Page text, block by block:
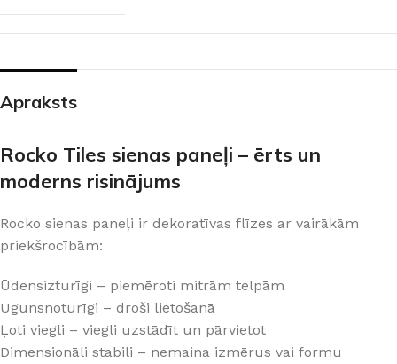
Apraksts
Rocko Tiles sienas paneļi – ērts un
moderns risinājums
Rocko sienas paneļi ir dekoratīvas flīzes ar vairākām
priekšrocībām:
Ūdensizturīgi – piemēroti mitrām telpām
Ugunsnoturīgi – droši lietošanā
Ļoti viegli – viegli uzstādīt un pārvietot
Dimensionāli stabili – nemaina izmērus vai formu